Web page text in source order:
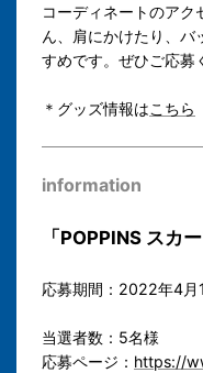
コーディネートのアク
ん、肩にかけたり、バ
すめです。ぜひご応募
＊グッズ情報はこちら
information
「POPPINS スカ
応募期間：2022年4
当選者数：5名様
応募ページ： https://